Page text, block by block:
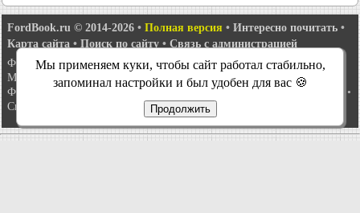
FordBook.ru © 2014-2026 • Полная версия • Интересно почитать •
Карта сайта • Поиск по сайту • Связь с администрацией
Фокус 1• Фокус Турнир 1•Фокус 2•Мондео 1•Мондео 1 и 2•
Мондео 2•Мондео 3•Мондео 4•Эскорт 3•Эскорт 4 •Эскорт 5
Фиеста 2
Таурус 1 и 2 Фьюжн • Скорпио 1
•
Сиерра
Мы применяем куки, чтобы сайт работал стабильно,
запоминал настройки и был удобен для вас 🍪
Продолжить